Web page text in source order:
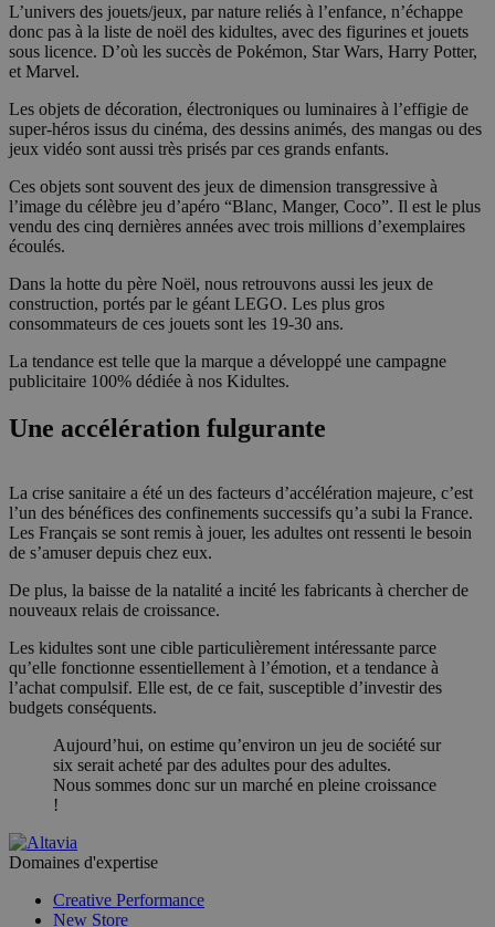
L’univers des jouets/jeux, par nature reliés à l’enfance, n’échappe
donc pas à la liste de noël des kidultes, avec des figurines et jouets
sous licence. D’où les succès de Pokémon, Star Wars, Harry Potter,
et Marvel.
Les objets de décoration, électroniques ou luminaires à l’effigie de
super-héros issus du cinéma, des dessins animés, des mangas ou des
jeux vidéo sont aussi très prisés par ces grands enfants.
Ces objets sont souvent des jeux de dimension transgressive à
l’image du célèbre jeu d’apéro “Blanc, Manger, Coco”. Il est le plus
vendu des cinq dernières années avec trois millions d’exemplaires
écoulés.
Dans la hotte du père Noël, nous retrouvons aussi les jeux de
construction, portés par le géant LEGO. Les plus gros
consommateurs de ces jouets sont les 19-30 ans.
La tendance est telle que la marque a développé une campagne
publicitaire 100% dédiée à nos Kidultes.
Une accélération fulgurante
La crise sanitaire a été un des facteurs d’accélération majeure, c’est
l’un des bénéfices des confinements successifs qu’a subi la France.
Les Français se sont remis à jouer, les adultes ont ressenti le besoin
de s’amuser depuis chez eux.
De plus, la baisse de la natalité a incité les fabricants à chercher de
nouveaux relais de croissance.
Les kidultes sont une cible particulièrement intéressante parce
qu’elle fonctionne essentiellement à l’émotion, et a tendance à
l’achat compulsif. Elle est, de ce fait, susceptible d’investir des
budgets conséquents.
Aujourd’hui, on estime qu’environ un jeu de société sur
six serait acheté par des adultes pour des adultes.
Nous sommes donc sur un marché en pleine croissance
!
Domaines d'expertise
Creative Performance
New Store